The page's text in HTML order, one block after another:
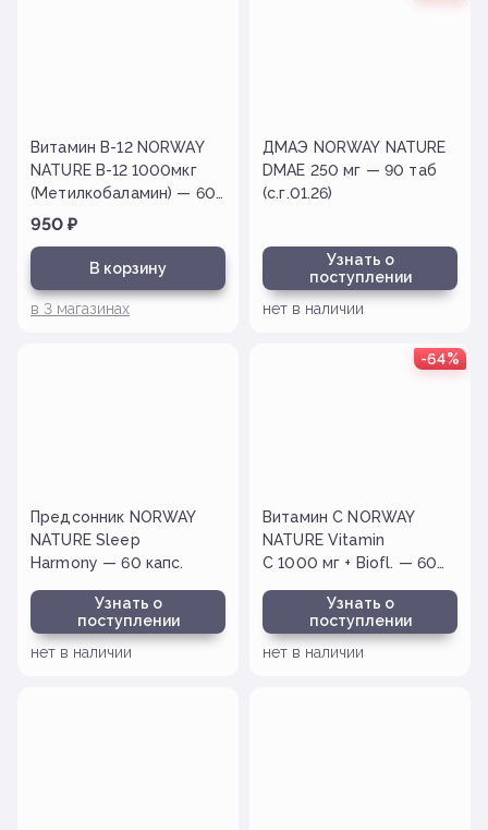
Витамин B-12 NORWAY
NATURE B-12 1000мкг
(Метилкобаламин) — 60
капс.
950 ₽
В корзину
в 3 магазинах
ДМАЭ NORWAY NATURE
DMAE 250 мг — 90 таб
(с.г.01.26)
Узнать о
поступлении
нет в наличии
Предсонник NORWAY
NATURE Sleep
Harmony — 60 капс.
Узнать о
поступлении
нет в наличии
-64%
Витамин С NORWAY
NATURE Vitamin
C 1000 мг + Biofl. — 60
Узнать о
поступлении
нет в наличии